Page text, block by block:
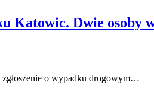
Katowic. Dwie osoby
zgłoszenie o wypadku drogowym…